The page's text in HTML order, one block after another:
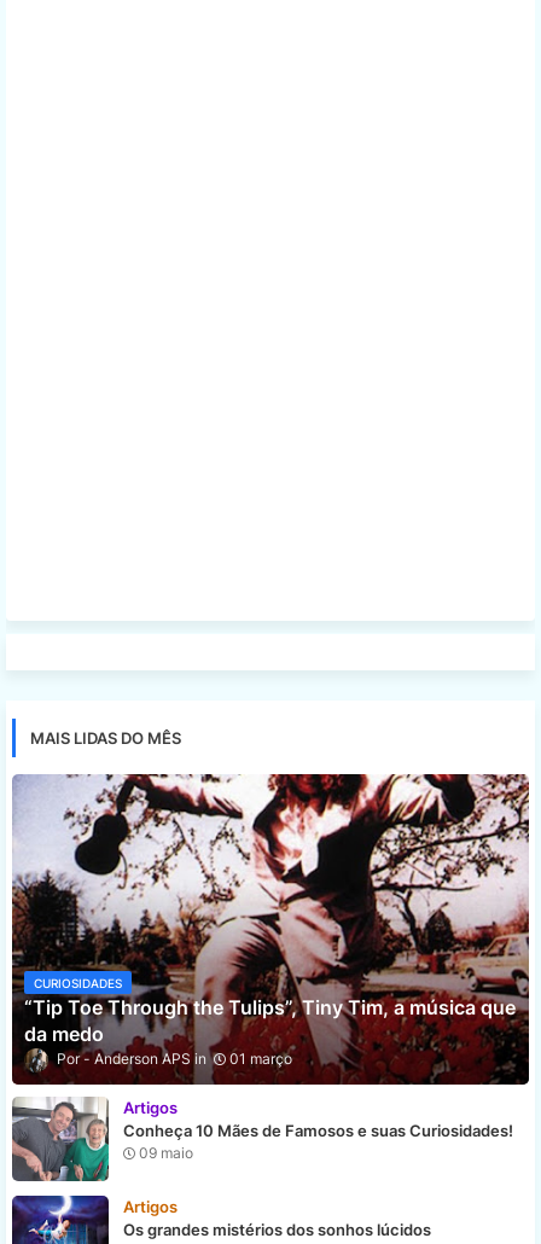
MAIS LIDAS DO MÊS
CURIOSIDADES
“Tip Toe Through the Tulips”, Tiny Tim, a música que
da medo
Anderson APS 01 março
Artigos
Conheça 10 Mães de Famosos e suas Curiosidades!
09 maio
Artigos
Os grandes mistérios dos sonhos lúcidos